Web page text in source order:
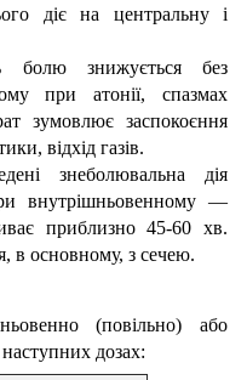
діє на центральну і
болю знижується без
при атонії, спазмах
зумовлює заспокоєння
відхід газів.
знеболювальна дія
внутрішньовенному ―
приблизно 45-60 хв.
в основному, з сечею.
(повільно) або
дозах: